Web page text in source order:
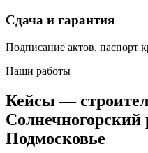
Сдача и гарантия
Подписание актов, паспорт
Наши работы
Кейсы —
Солнечногорский
Подмосковье